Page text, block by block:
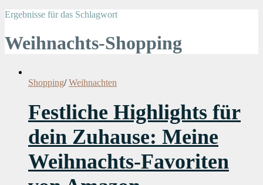
Ergebnisse für das Schlagwort
Weihnachts-Shopping
Shopping/ Weihnachten
Festliche Highlights für
dein Zuhause: Meine
Weihnachts-Favoriten